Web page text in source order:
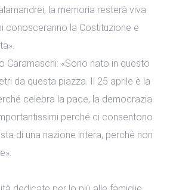
la memoria resterà viva
conosceranno la Costituzione e
Caramaschi: «Sono nato in questo
da questa piazza. Il 25 aprile è la
celebra la pace, la democrazia
perché ci consentono
di una nazione intera, perché non